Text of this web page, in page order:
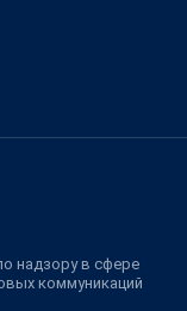
надзору в сфере
коммуникаций